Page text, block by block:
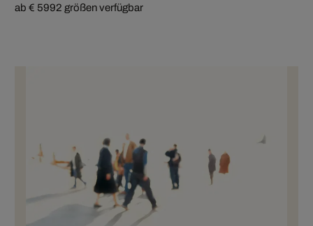
ab € 5992 größen verfügbar